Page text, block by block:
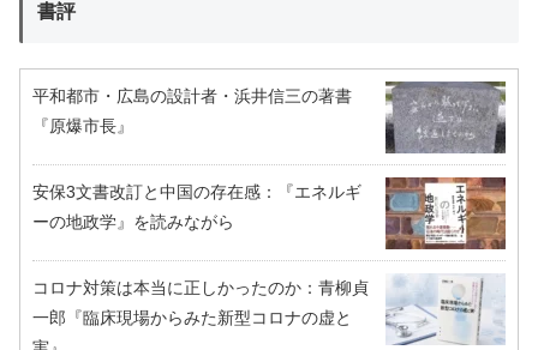
書評
平和都市・広島の設計者・浜井信三の著書
『原爆市長』
安保3文書改訂と中国の存在感：『エネルギ
ーの地政学』を読みながら
コロナ対策は本当に正しかったのか：青柳貞
一郎『臨床現場からみた新型コロナの虚と